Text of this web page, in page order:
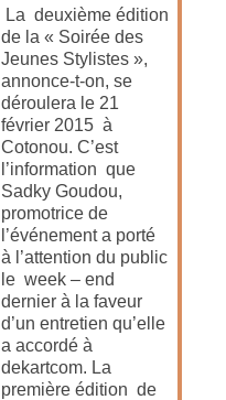
La deuxième édition
de la « Soirée des
Jeunes Stylistes »,
annonce-t-on, se
déroulera le 21
février 2015 à
Cotonou. C’est
l’information que
Sadky Goudou,
promotrice de
l’événement a porté
à l’attention du public
le week – end
dernier à la faveur
d’un entretien qu’elle
a accordé à
dekartcom. La
première édition de